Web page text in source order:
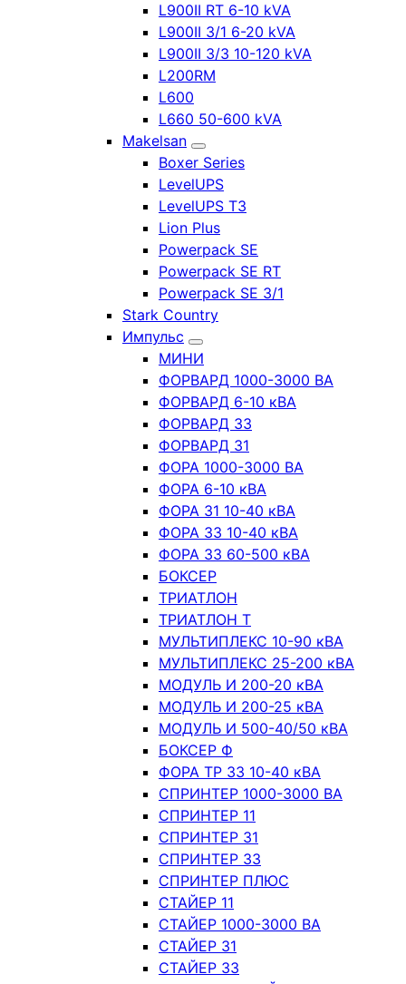
L900II RT 6-10 kVA
L900II 3/1 6-20 kVA
L900II 3/3 10-120 kVA
L200RM
L600
L660 50-600 kVA
Makelsan
Boxer Series
LevelUPS
LevelUPS T3
Lion Plus
Powerpack SE
Powerpack SE RT
Powerpack SE 3/1
Stark Country
Импульс
МИНИ
ФОРВАРД 1000-3000 ВА
ФОРВАРД 6-10 кВА
ФОРВАРД 33
ФОРВАРД 31
ФОРА 1000-3000 ВА
ФОРА 6-10 кВА
ФОРА 31 10-40 кВА
ФОРА 33 10-40 кВА
ФОРА 33 60-500 кВА
БОКСЕР
ТРИАТЛОН
ТРИАТЛОН Т
МУЛЬТИПЛЕКС 10-90 кВА
МУЛЬТИПЛЕКС 25-200 кВА
МОДУЛЬ И 200-20 кВА
МОДУЛЬ И 200-25 кВА
МОДУЛЬ И 500-40/50 кВА
БОКСЕР Ф
ФОРА ТР 33 10-40 кВА
СПРИНТЕР 1000-3000 ВА
СПРИНТЕР 11
СПРИНТЕР 31
СПРИНТЕР 33
СПРИНТЕР ПЛЮС
СТАЙЕР 11
СТАЙЕР 1000-3000 ВА
СТАЙЕР 31
СТАЙЕР 33